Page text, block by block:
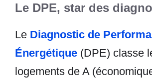
Le DPE, star des
Le Diagnostic de
Énergétique (DPE) classe
logements de A